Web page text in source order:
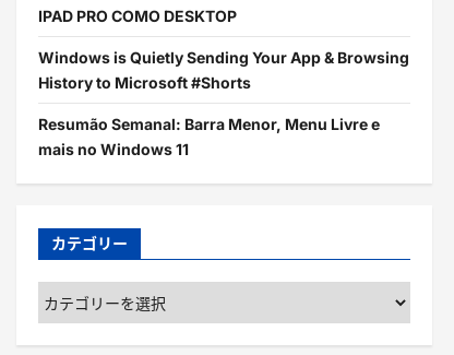
IPAD PRO COMO DESKTOP
Windows is Quietly Sending Your App & Browsing
History to Microsoft #Shorts
Resumão Semanal: Barra Menor, Menu Livre e
mais no Windows 11
カテゴリー
カ
テ
ゴ